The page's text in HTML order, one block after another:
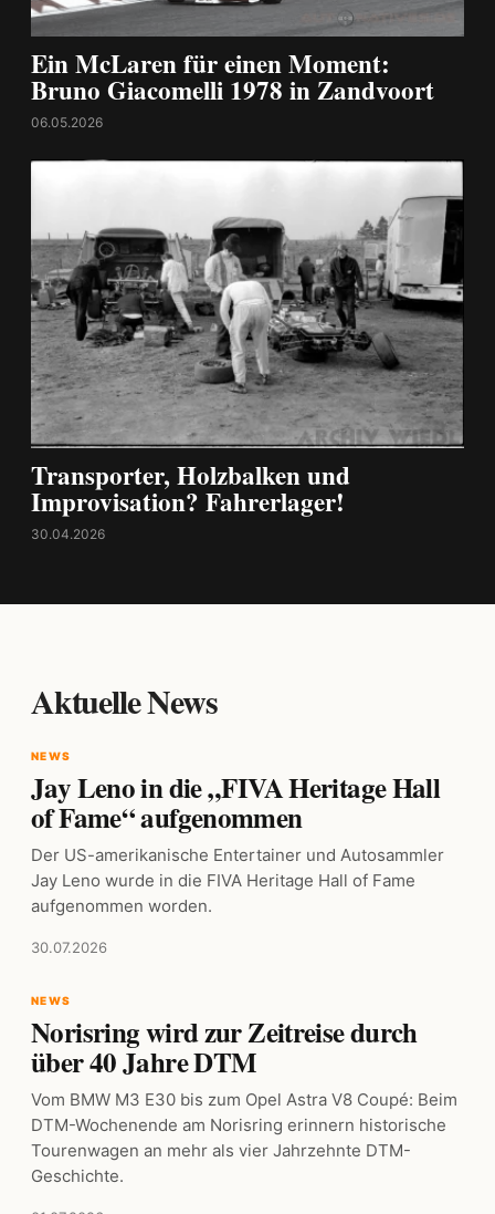
Ein McLaren für einen Moment:
Bruno Giacomelli 1978 in Zandvoort
06.05.2026
Transporter, Holzbalken und
Improvisation? Fahrerlager!
30.04.2026
Aktuelle News
NEWS
Jay Leno in die „FIVA Heritage Hall
of Fame“ aufgenommen
Der US-amerikanische Entertainer und Autosammler
Jay Leno wurde in die FIVA Heritage Hall of Fame
aufgenommen worden.
30.07.2026
NEWS
Norisring wird zur Zeitreise durch
über 40 Jahre DTM
Vom BMW M3 E30 bis zum Opel Astra V8 Coupé: Beim
DTM-Wochenende am Norisring erinnern historische
Tourenwagen an mehr als vier Jahrzehnte DTM-
Geschichte.